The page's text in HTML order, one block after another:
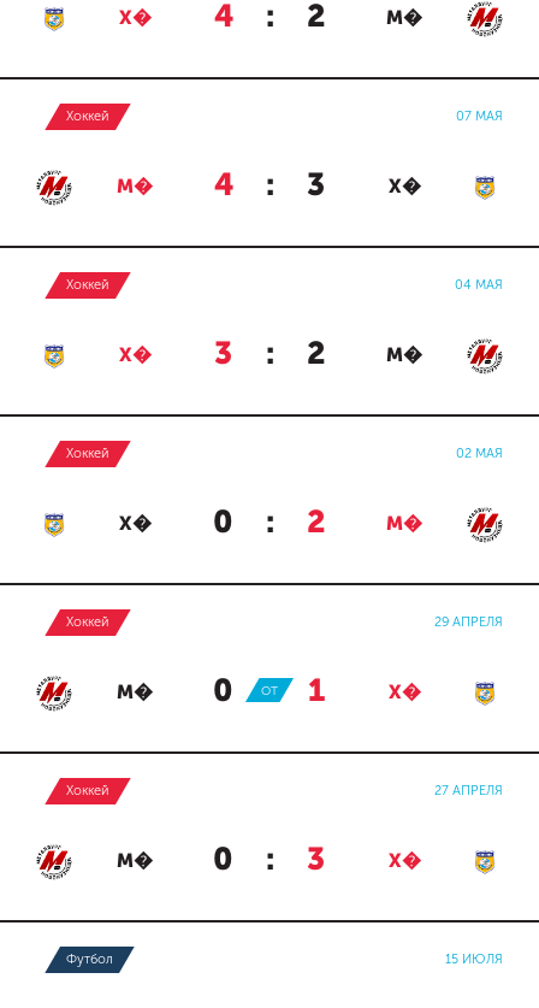
Х� 4 : 2 М�
Хоккей 07 МАЯ
М� 4 : 3 Х�
Хоккей 04 МАЯ
Х� 3 : 2 М�
Хоккей 02 МАЯ
Х� 0 : 2 М�
Хоккей 29 АПРЕЛЯ
М� 0 : 1 Х�
ОТ
Хоккей 27 АПРЕЛЯ
М� 0 : 3 Х�
Футбол 15 ИЮЛЯ